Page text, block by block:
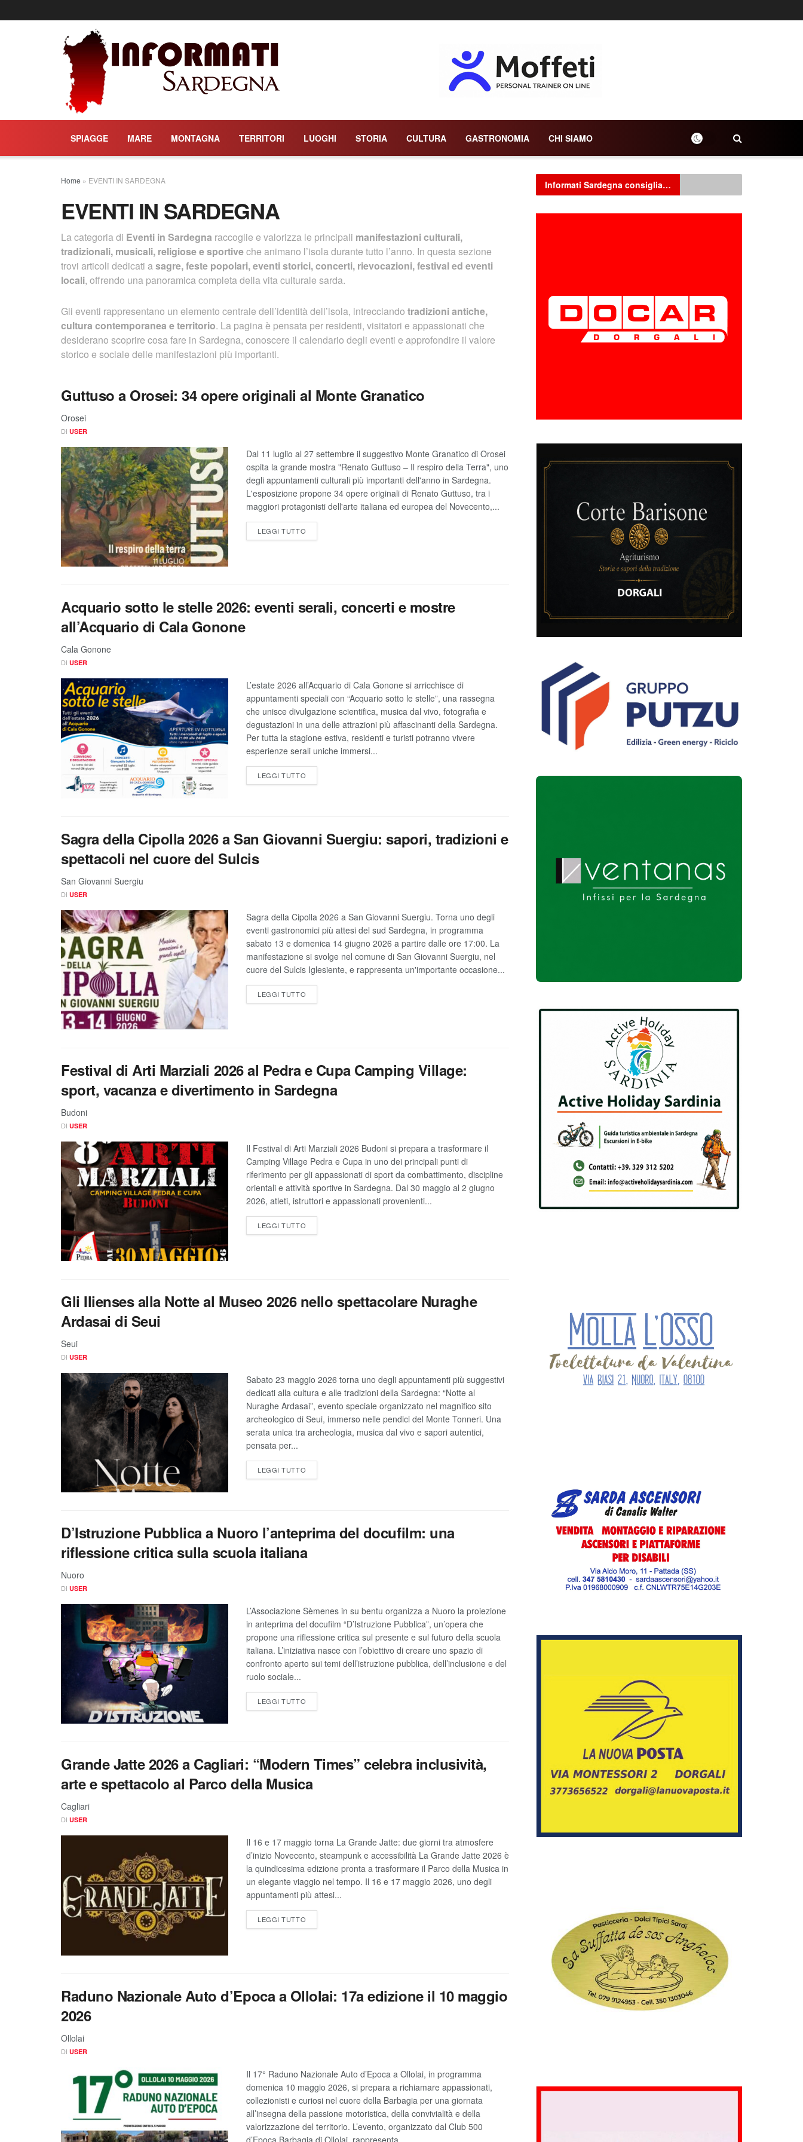
SPIAGGE MARE MONTAGNA TERRITORI LUOGHI STORIA CULTURA GASTRONOMIA CHI SIAMO
Home » EVENTI IN SARDEGNA
EVENTI IN SARDEGNA
La categoria di Eventi in Sardegna raccoglie e valorizza le principali manifestazioni culturali,
tradizionali, musicali, religiose e sportiveche animano l’isola durante tutto l’anno. In questa sezione
trovi articoli dedicati asagre, feste popolari, eventi storici, concerti, rievocazioni, festival ed eventi
locali, offrendo una panoramica completa della vita culturale sarda.
Gli eventi rappresentano un elemento centrale dell’identità dell’isola, intrecciando tradizioni antiche,
cultura contemporanea e territorio. La pagina è pensata per residenti, visitatori e appassionati che
desiderano scoprire cosa fare in Sardegna, conoscere il calendario degli eventi e approfondire il valore
storico e sociale delle manifestazioni più importanti.
Guttuso a Orosei: 34 opere originali al Monte Granatico
Orosei
DI USER
Dal 11 luglio al 27 settembre il suggestivo Monte Granatico di Orosei
ospita la grande mostra "Renato Guttuso – Il respiro della Terra", uno
degli appuntamenti culturali più importanti dell'anno in Sardegna.
L'esposizione propone 34 opere originali di Renato Guttuso, tra i
maggiori protagonisti dell'arte italiana ed europea del Novecento,...
LEGGI TUTTO
Acquario sotto le stelle 2026: eventi serali, concerti e mostre
all’Acquario di Cala Gonone
Cala Gonone
DI USER
L’estate 2026 all’Acquario di Cala Gonone si arricchisce di
appuntamenti speciali con “Acquario sotto le stelle”, una rassegna
che unisce divulgazione scientifica, musica dal vivo, fotografia e
degustazioni in una delle attrazioni più affascinanti della Sardegna.
Per tutta la stagione estiva, residenti e turisti potranno vivere
esperienze serali uniche immersi...
LEGGI TUTTO
Sagra della Cipolla 2026 a San Giovanni Suergiu: sapori, tradizioni e
spettacoli nel cuore del Sulcis
San Giovanni Suergiu
DI USER
Sagra della Cipolla 2026 a San Giovanni Suergiu. Torna uno degli
eventi gastronomici più attesi del sud Sardegna, in programma
sabato 13 e domenica 14 giugno 2026 a partire dalle ore 17:00. La
manifestazione si svolge nel comune di San Giovanni Suergiu, nel
cuore del Sulcis Iglesiente, e rappresenta un'importante occasione...
LEGGI TUTTO
Festival di Arti Marziali 2026 al Pedra e Cupa Camping Village:
sport, vacanza e divertimento in Sardegna
Budoni
DI USER
Il Festival di Arti Marziali 2026 Budoni si prepara a trasformare il
Camping Village Pedra e Cupa in uno dei principali punti di
riferimento per gli appassionati di sport da combattimento, discipline
orientali e attività sportive in Sardegna. Dal 30 maggio al 2 giugno
2026, atleti, istruttori e appassionati provenienti...
LEGGI TUTTO
Gli Ilienses alla Notte al Museo 2026 nello spettacolare Nuraghe
Ardasai di Seui
Seui
DI USER
Sabato 23 maggio 2026 torna uno degli appuntamenti più suggestivi
dedicati alla cultura e alle tradizioni della Sardegna: “Notte al
Nuraghe Ardasai”, evento speciale organizzato nel magnifico sito
archeologico di Seui, immerso nelle pendici del Monte Tonneri. Una
serata unica tra archeologia, musica dal vivo e sapori autentici,
pensata per...
LEGGI TUTTO
D’Istruzione Pubblica a Nuoro l’anteprima del docufilm: una
riflessione critica sulla scuola italiana
Nuoro
DI USER
L’Associazione Sèmenes in su bentu organizza a Nuoro la proiezione
in anteprima del docufilm “D’Istruzione Pubblica”, un’opera che
propone una riflessione critica sul presente e sul futuro della scuola
italiana. L’iniziativa nasce con l’obiettivo di creare uno spazio di
confronto aperto sui temi dell’istruzione pubblica, dell’inclusione e del
ruolo sociale...
LEGGI TUTTO
Grande Jatte 2026 a Cagliari: “Modern Times” celebra inclusività,
arte e spettacolo al Parco della Musica
Cagliari
DI USER
Il 16 e 17 maggio torna La Grande Jatte: due giorni tra atmosfere
d’inizio Novecento, steampunk e accessibilità La Grande Jatte 2026 è
la quindicesima edizione pronta a trasformare il Parco della Musica in
un elegante viaggio nel tempo. Il 16 e 17 maggio 2026, uno degli
appuntamenti più attesi...
LEGGI TUTTO
Raduno Nazionale Auto d’Epoca a Ollolai: 17a edizione il 10 maggio
2026
Ollolai
DI USER
Il 17° Raduno Nazionale Auto d’Epoca a Ollolai, in programma
domenica 10 maggio 2026, si prepara a richiamare appassionati,
collezionisti e curiosi nel cuore della Barbagia per una giornata
all’insegna della passione motoristica, della convivialità e della
valorizzazione del territorio. L’evento, organizzato dal Club 500
d’Epoca Barbagia di Ollolai, rappresenta...
Informati Sardegna consiglia…